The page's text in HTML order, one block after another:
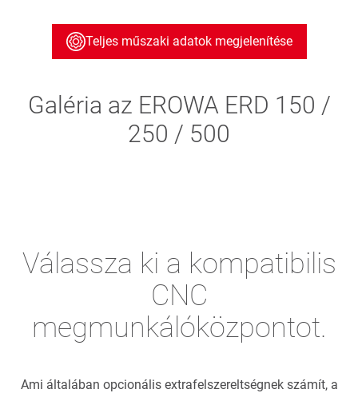
Teljes műszaki adatok megjelenítése
Galéria az EROWA ERD 150 /
250 / 500
Válassza ki a kompatibilis
CNC
megmunkálóközpontot.
Ami általában opcionális extrafelszereltségnek számít, a